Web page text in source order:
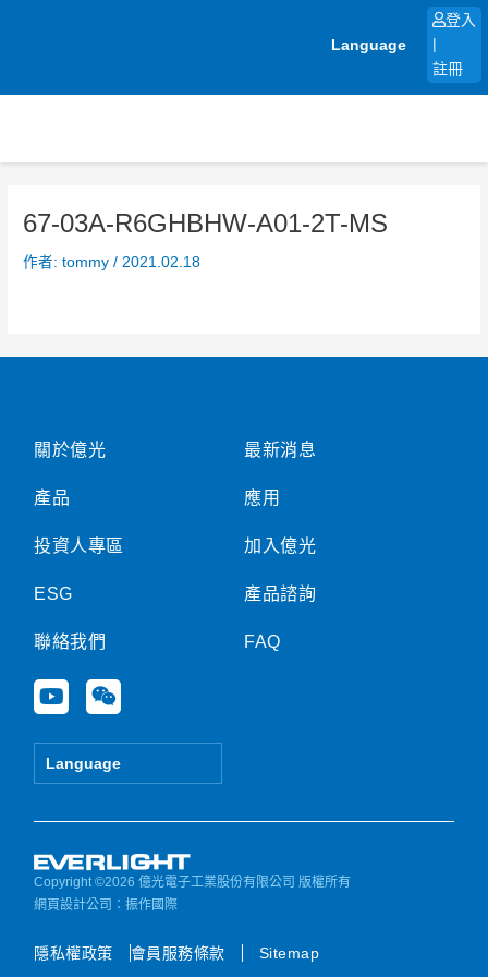
Language
登入
註冊
67-03A-R6GHBHW-A01-2T-MS
作者:tommy/ 2021.02.18
關於億光
產品
投資人專區
ESG
聯絡我們
Y
o
u
e
W
e
i
Language
最新消息
應用
加入億光
產品諮詢
FAQ
Copyright ©2026 億光電子工業股份有限公司 版權所有
網頁設計公司 ：振作國際
隱私權政策 會員服務條款 Sitemap